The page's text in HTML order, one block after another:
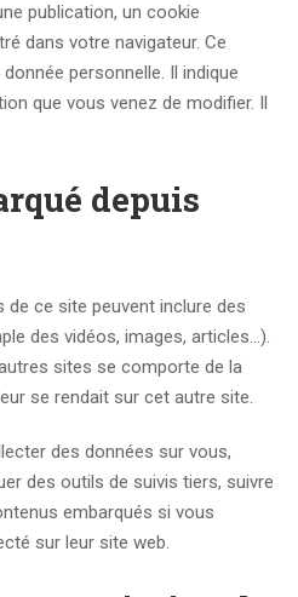
publication, un cookie
dans votre navigateur. Ce
personnelle. Il indique
que vous venez de modifier. Il
depuis
de ce site peuvent inclure des
des vidéos, images, articles…).
sites se comporte de la
se rendait sur cet autre site.
des données sur vous,
des outils de suivis tiers, suivre
embarqués si vous
sur leur site web.